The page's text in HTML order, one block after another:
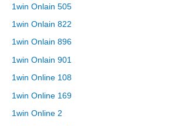
1win Onlain 505
1win Onlain 822
1win Onlain 896
1win Onlain 901
1win Online 108
1win Online 169
1win Online 2